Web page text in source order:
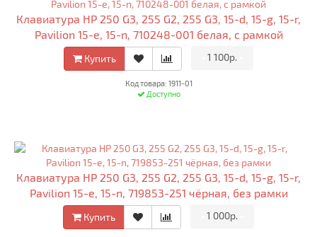
Клавиатура HP 250 G3, 255 G2, 255 G3, 15-d, 15-g, 15-r,
Pavilion 15-e, 15-n, 710248-001 белая, с рамкой
Купить 1 100р.
Код товара: 1911-01
Доступно
Клавиатура HP 250 G3, 255 G2, 255 G3, 15-d, 15-g, 15-r,
Pavilion 15-e, 15-n, 719853-251 чёрная, без рамки
Купить 1 000р.